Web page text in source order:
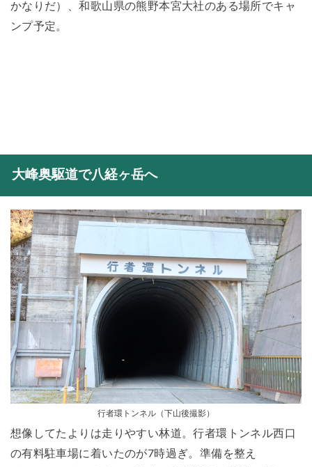
かなりだ）、和歌山県の熊野本宮大社のある場所でキャ
ンプ予定。
大峰奥駆道で八経ヶ岳へ
行者環トンネル（下山後撮影）
想像してたよりは走りやすい林道。行者環トンネル西口
の有料駐車場に着いたのが7時過ぎ。準備を整え